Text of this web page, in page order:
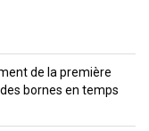
de la première
bornes en temps